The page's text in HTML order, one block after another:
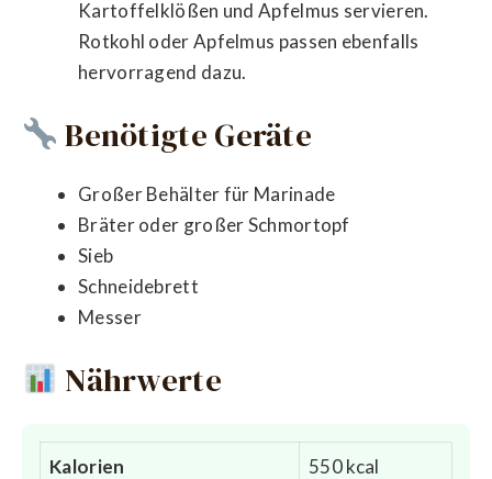
Kartoffelklößen und Apfelmus servieren.
Rotkohl oder Apfelmus passen ebenfalls
hervorragend dazu.
Benötigte Geräte
Großer Behälter für Marinade
Bräter oder großer Schmortopf
Sieb
Schneidebrett
Messer
Nährwerte
Kalorien 550 kcal